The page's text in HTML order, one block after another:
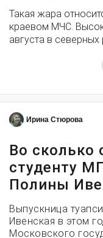
Такая жара
краевом МЧС.
августа в северных
Ирина Стюрова
Во сколько
студенту
Полины
Выпускница
Ивенская в этом
Московского